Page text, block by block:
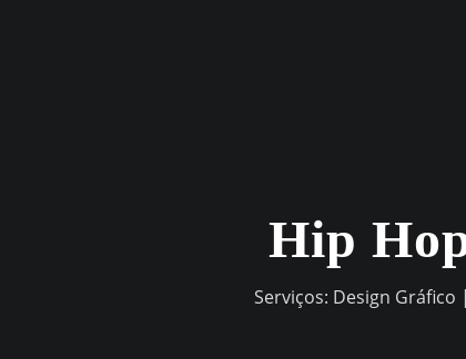
Hip
Serviços: Design